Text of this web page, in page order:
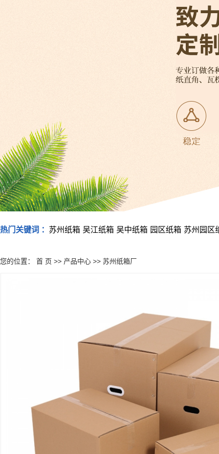
热门关键词 ： 苏州纸箱 吴江纸箱 吴中纸箱 园区纸箱 苏州园区
您的位置： 首 页 >> 产品中心 >> 苏州纸箱厂